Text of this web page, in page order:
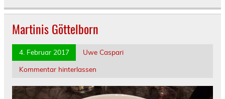
Martinis Göttelborn
4. Februar 2017
Uwe Caspari
Kommentar hinterlassen